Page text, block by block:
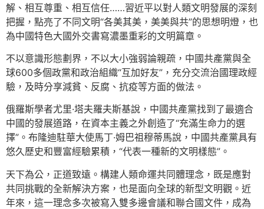
解、相互尊重、相互信任……習近平以對人類文明發展的深刻
把握，點亮了不同文明“各美其美，美美與共”的思想明燈，也
為中國特色大國外交書寫濃墨重彩的文明篇章。
不以意識形態劃界，不以大小強弱論親疏，中國共產黨與全
球600多個政黨和政治組織“互加好友”，充分交流治國理政經
驗，及時分享減貧、反腐、抗疫等方面的做法。
俄羅斯學者尤里·塔夫羅夫斯基說，中國共產黨找到了最適合
中國的發展道路，在資本主義之外創造了“充滿生命力的選
擇”。布隆迪駐華大使馬丁·姆巴祖穆蒂馬說，中國共產黨具有
悠久歷史和豐富經驗累積，“代表一種新的文明樣態”。
天下為公，正道致遠。構建人類命運共同體理念，既是應對
共同挑戰的全新解決方案，也是面向全球的新型文明觀。近
年來，這一理念多次被寫入雙多邊會議和聯合國文件，成為